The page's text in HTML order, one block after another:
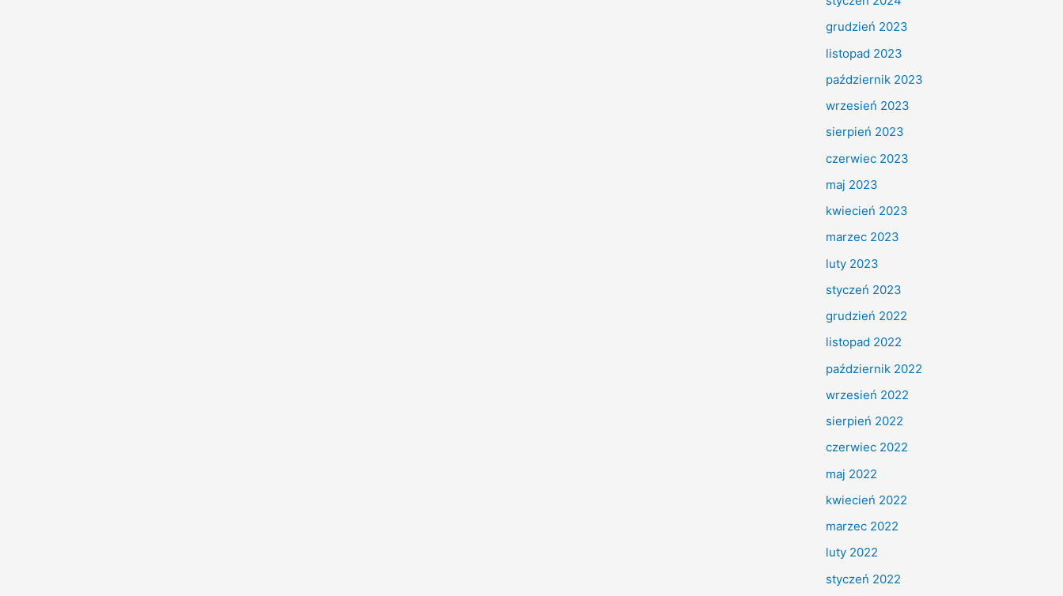
grudzień 2023
listopad 2023
październik 2023
wrzesień 2023
sierpień 2023
czerwiec 2023
maj 2023
kwiecień 2023
marzec 2023
luty 2023
styczeń 2023
grudzień 2022
listopad 2022
październik 2022
wrzesień 2022
sierpień 2022
czerwiec 2022
maj 2022
kwiecień 2022
marzec 2022
luty 2022
styczeń 2022